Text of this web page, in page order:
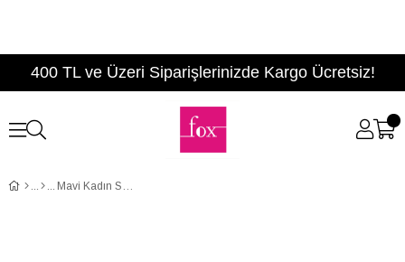
400 TL ve Üzeri Siparişlerinizde Kargo Ücretsiz!
Mavi Kadın Sneakers D551443505